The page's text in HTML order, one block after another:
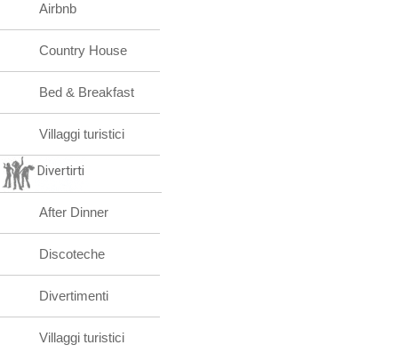
Airbnb
Country House
Bed & Breakfast
Villaggi turistici
Divertirti
After Dinner
Discoteche
Divertimenti
Villaggi turistici